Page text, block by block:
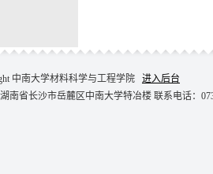
中南大学材料科学与工程学院 进入后台
南省长沙市岳麓区中南大学特冶楼 联系电话：